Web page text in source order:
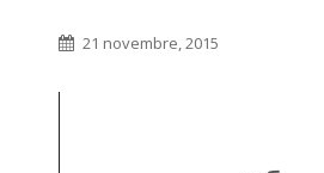
21 novembre, 2015